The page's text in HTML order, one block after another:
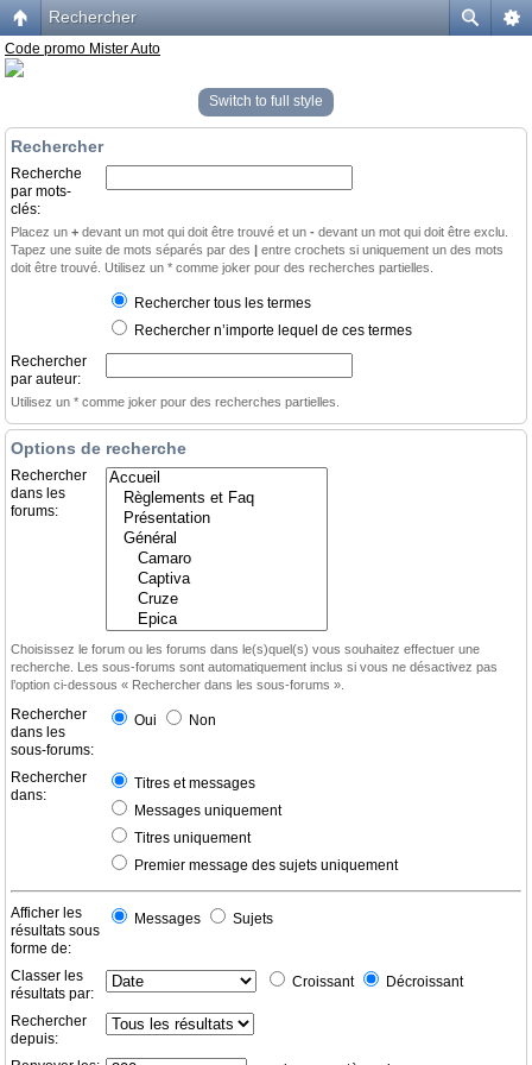
Rechercher
Code promo Mister Auto
Switch to full style
Rechercher
Recherche
par mots-
clés:
Placez un + devant un mot qui doit être trouvé et un - devant un mot qui doit être exclu.
Tapez une suite de mots séparés par des | entre crochets si uniquement un des mots
doit être trouvé. Utilisez un * comme joker pour des recherches partielles.
Rechercher tous les termes
Rechercher n’importe lequel de ces termes
Rechercher
par auteur:
Utilisez un * comme joker pour des recherches partielles.
Options de recherche
Rechercher
dans les
forums:
Choisissez le forum ou les forums dans le(s)quel(s) vous souhaitez effectuer une
recherche. Les sous-forums sont automatiquement inclus si vous ne désactivez pas
l’option ci-dessous « Rechercher dans les sous-forums ».
Rechercher
dans les
sous-forums:
Oui Non
Rechercher
dans:
Titres et messages
Messages uniquement
Titres uniquement
Premier message des sujets uniquement
Afficher les
résultats sous
forme de:
Messages Sujets
Classer les
résultats par:
Croissant Décroissant
Rechercher
depuis: